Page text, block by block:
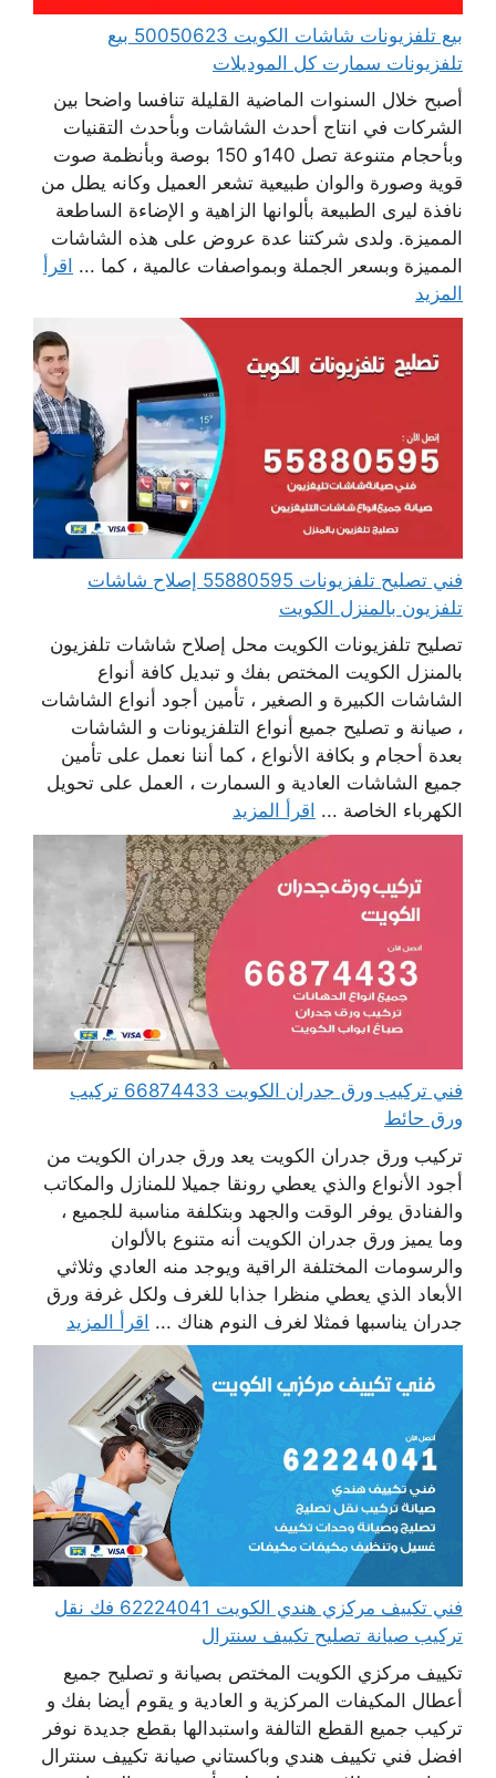
بيع تلفزيونات شاشات الكويت 50050623 بيع
تلفزيونات سمارت كل الموديلات
أصبح خلال السنوات الماضية القليلة تنافسا واضحا بين
الشركات في انتاج أحدث الشاشات وبأحدث التقنيات
وبأحجام متنوعة تصل 140و 150 بوصة وبأنظمة صوت
قوية وصورة والوان طبيعية تشعر العميل وكانه يطل من
نافذة ليرى الطبيعة بألوانها الزاهية و الإضاءة الساطعة
المميزة. ولدى شركتنا عدة عروض على هذه الشاشات
المميزة وبسعر الجملة وبمواصفات عالمية ، كما ... اقرأ
المزيد
فني تصليح تلفزيونات 55880595 إصلاح شاشات
تلفزيون بالمنزل الكويت
تصليح تلفزيونات الكويت محل إصلاح شاشات تلفزيون
بالمنزل الكويت المختص بفك و تبديل كافة أنواع
الشاشات الكبيرة و الصغير ، تأمين أجود أنواع الشاشات
، صيانة و تصليح جميع أنواع التلفزيونات و الشاشات
بعدة أحجام و بكافة الأنواع ، كما أننا نعمل على تأمين
جميع الشاشات العادية و السمارت ، العمل على تحويل
الكهرباء الخاصة ... اقرأ المزيد
فني تركيب ورق جدران الكويت 66874433 تركيب
ورق حائط
تركيب ورق جدران الكويت يعد ورق جدران الكويت من
أجود الأنواع والذي يعطي رونقا جميلا للمنازل والمكاتب
والفنادق يوفر الوقت والجهد وبتكلفة مناسبة للجميع ،
وما يميز ورق جدران الكويت أنه متنوع بالألوان
والرسومات المختلفة الراقية ويوجد منه العادي وثلاثي
الأبعاد الذي يعطي منظرا جذابا للغرف ولكل غرفة ورق
جدران يناسبها فمثلا لغرف النوم هناك ... اقرأ المزيد
فني تكييف مركزي هندي الكويت 62224041 فك نقل
تركيب صيانة تصليح تكييف سنترال
تكييف مركزي الكويت المختص بصيانة و تصليح جميع
أعطال المكيفات المركزية و العادية و يقوم أيضا بفك و
تركيب جميع القطع التالفة واستبدالها بقطع جديدة نوفر
افضل فني تكييف هندي وباكستاني صيانة تكييف سنترال